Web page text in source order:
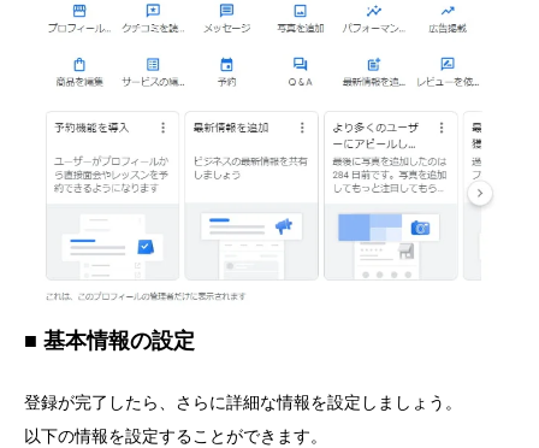
■ 基本情報の設定
登録が完了したら、さらに詳細な情報を設定しましょう。
以下の情報を設定することができます。